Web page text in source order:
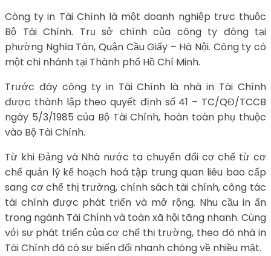
Công ty in Tài Chính là một doanh nghiệp trực thuộc
Bộ Tài Chính. Trụ sở chính của công ty đóng tại
phường Nghĩa Tân, Quận Cầu Giấy – Hà Nội. Công ty có
một chi nhánh tại Thành phố Hồ Chí Minh.
Trước đây công ty in Tài Chính là nhà in Tài Chính
được thành lập theo quyết định số 41 – TC/QĐ/TCCB
ngày 5/3/1985 của Bộ Tài Chính, hoàn toàn phụ thuộc
vào Bộ Tài Chính.
Từ khi Đảng và Nhà nước ta chuyển đổi cơ chế từ cơ
chế quản lý kế hoạch hoá tập trung quan liêu bao cấp
sang cơ chế thị trường, chính sách tài chính, công tác
tài chính được phát triển và mở rộng. Nhu cầu in ấn
trong ngành Tài Chính và toàn xã hội tăng nhanh. Cùng
với sự phát triển của cơ chế thị trường, theo đó nhà in
Tài Chính đã có sự biến đổi nhanh chóng về nhiều mặt.